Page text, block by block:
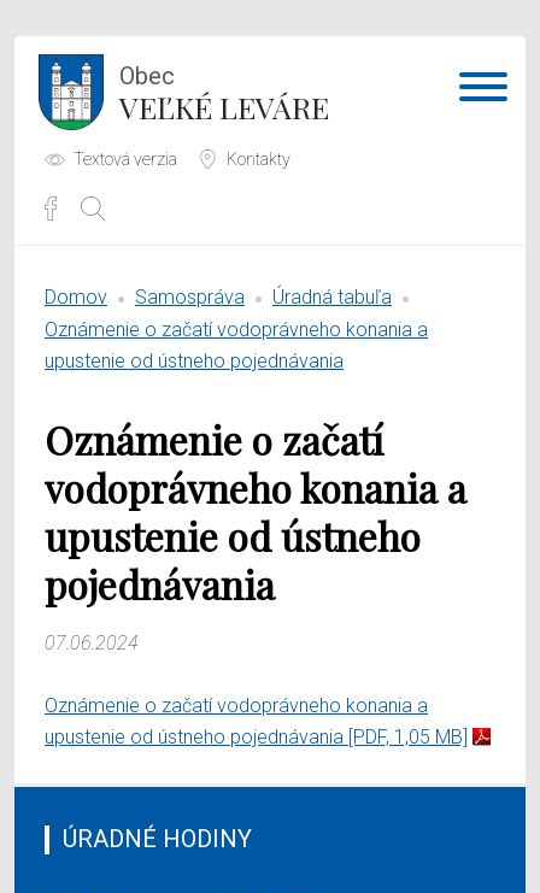
Obec
VEĽKÉ LEVÁRE
Textová verzia Kontakty
Samospráva
O obci
Domov Samospráva
Úradná tabuľa
Oznámenie o začatí vodoprávneho konania a
upustenie od ústneho pojednávania
Oznámenie o začatí
vodoprávneho konania a
upustenie od ústneho
pojednávania
07.06.2024
Oznámenie o začatí vodoprávneho konania a
upustenie od ústneho pojednávania [PDF, 1,05 MB]
ÚRADNÉ HODINY